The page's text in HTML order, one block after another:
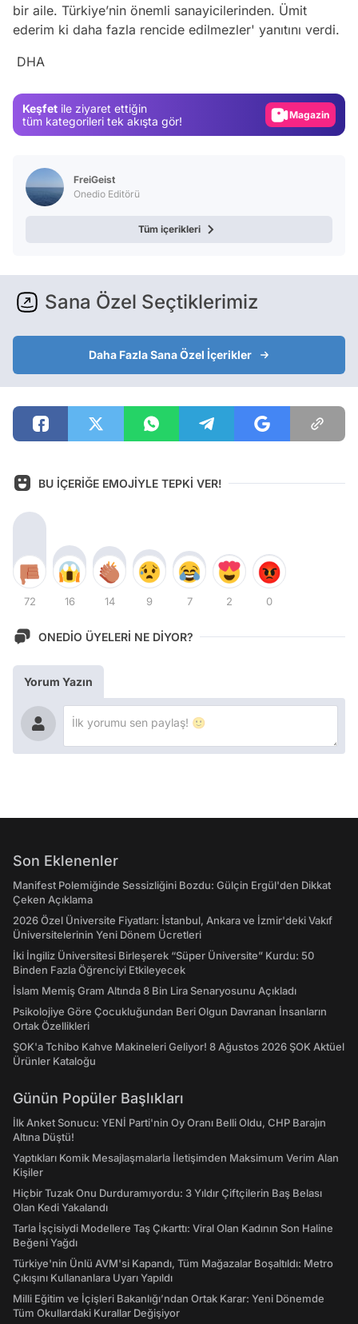
bir aile. Türkiye’nin önemli sanayicilerinden. Ümit
ederim ki daha fazla rencide edilmezler' yanıtını verdi.
DHA
Keşfet ile ziyaret ettiğin
tüm kategorileri tek akışta gör!
Video
Magazin
FreiGeist
Onedio Editörü
Tüm içerikleri
Sana Özel Seçtiklerimiz
Daha Fazla Sana Özel İçerikler
BU İÇERİĞE EMOJİYLE TEPKİ VER!
72 16 14 9 7 2 0
ONEDİO ÜYELERİ NE DİYOR?
Yorum Yazın
Son Eklenenler
Manifest Polemiğinde Sessizliğini Bozdu: Gülçin Ergül'den Dikkat
Çeken Açıklama
2026 Özel Üniversite Fiyatları: İstanbul, Ankara ve İzmir'deki Vakıf
Üniversitelerinin Yeni Dönem Ücretleri
İki İngiliz Üniversitesi Birleşerek “Süper Üniversite” Kurdu: 50
Binden Fazla Öğrenciyi Etkileyecek
İslam Memiş Gram Altında 8 Bin Lira Senaryosunu Açıkladı
Psikolojiye Göre Çocukluğundan Beri Olgun Davranan İnsanların
Ortak Özellikleri
ŞOK'a Tchibo Kahve Makineleri Geliyor! 8 Ağustos 2026 ŞOK Aktüel
Ürünler Kataloğu
Günün Popüler Başlıkları
İlk Anket Sonucu: YENİ Parti'nin Oy Oranı Belli Oldu, CHP Barajın
Altına Düştü!
Yaptıkları Komik Mesajlaşmalarla İletişimden Maksimum Verim Alan
Kişiler
Hiçbir Tuzak Onu Durduramıyordu: 3 Yıldır Çiftçilerin Baş Belası
Olan Kedi Yakalandı
Tarla İşçisiydi Modellere Taş Çıkarttı: Viral Olan Kadının Son Haline
Beğeni Yağdı
Türkiye'nin Ünlü AVM'si Kapandı, Tüm Mağazalar Boşaltıldı: Metro
Çıkışını Kullananlara Uyarı Yapıldı
Milli Eğitim ve İçişleri Bakanlığı’ndan Ortak Karar: Yeni Dönemde
Tüm Okullardaki Kurallar Değişiyor